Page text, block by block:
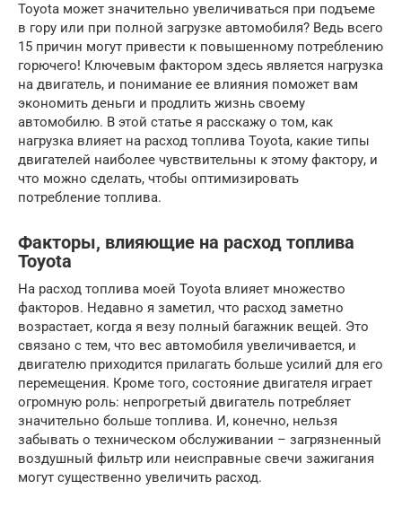
Toyota может значительно увеличиваться при подъеме
в гору или при полной загрузке автомобиля? Ведь всего
15 причин могут привести к повышенному потреблению
горючего! Ключевым фактором здесь является нагрузка
на двигатель, и понимание ее влияния поможет вам
экономить деньги и продлить жизнь своему
автомобилю. В этой статье я расскажу о том, как
нагрузка влияет на расход топлива Toyota, какие типы
двигателей наиболее чувствительны к этому фактору, и
что можно сделать, чтобы оптимизировать
потребление топлива.
Факторы, влияющие на расход топлива
Toyota
На расход топлива моей Toyota влияет множество
факторов. Недавно я заметил, что расход заметно
возрастает, когда я везу полный багажник вещей. Это
связано с тем, что вес автомобиля увеличивается, и
двигателю приходится прилагать больше усилий для его
перемещения. Кроме того, состояние двигателя играет
огромную роль: непрогретый двигатель потребляет
значительно больше топлива. И, конечно, нельзя
забывать о техническом обслуживании – загрязненный
воздушный фильтр или неисправные свечи зажигания
могут существенно увеличить расход.